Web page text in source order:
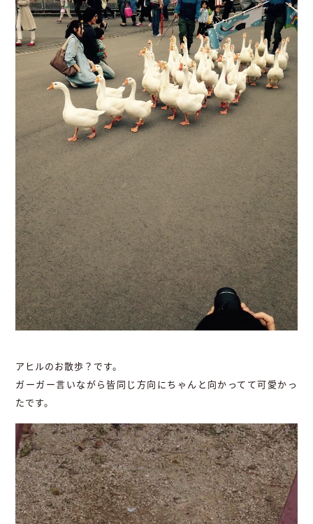
アヒルのお散歩？です。
ガーガー言いながら皆同じ方向にちゃんと向かってて可愛かっ
たです。